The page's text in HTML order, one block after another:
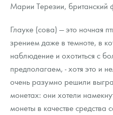
Марии Терезии, британский
Глауке (сова) — это ночная
зрением даже в темноте, в
наблюдение и охотиться с
предполагаем, - хотя это и
очень разумно решили
монетах: они хотели
монеты в качестве средства